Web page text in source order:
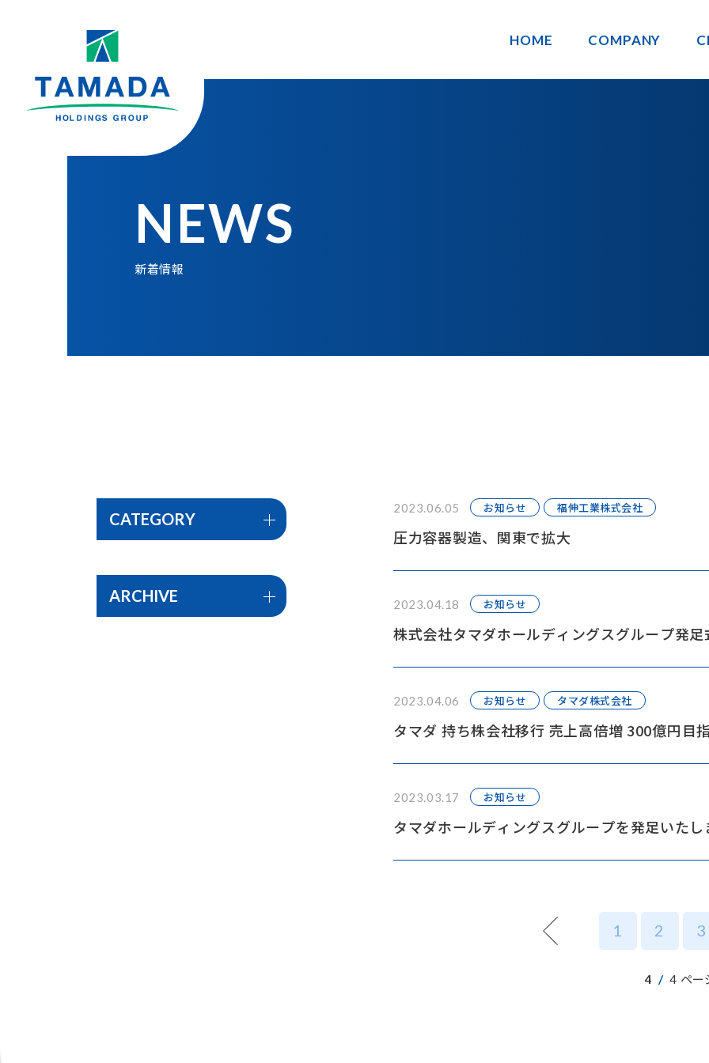
HOME COMPANY
NEWS
新着情報
2023.06.05 お知らせ 福伸工業株式会社
圧力容器製造、関東で拡大
2023.04.18 お知らせ
株式会社タマダホールディングスグループ発足
2023.04.06 お知らせ タマダ株式会社
タマダ 持ち株会社移行 売上高倍増 300億円目
2023.03.17 お知らせ
タマダホールディングスグループを発足いたし
1 2 3
4 / 4 ペー
CATEGORY
ARCHIVE